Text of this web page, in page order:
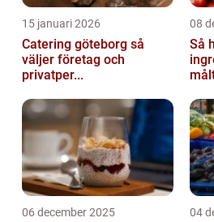
15 januari 2026
Catering göteborg så
väljer företag och
privatper...
08
Så
06 december 2025 04